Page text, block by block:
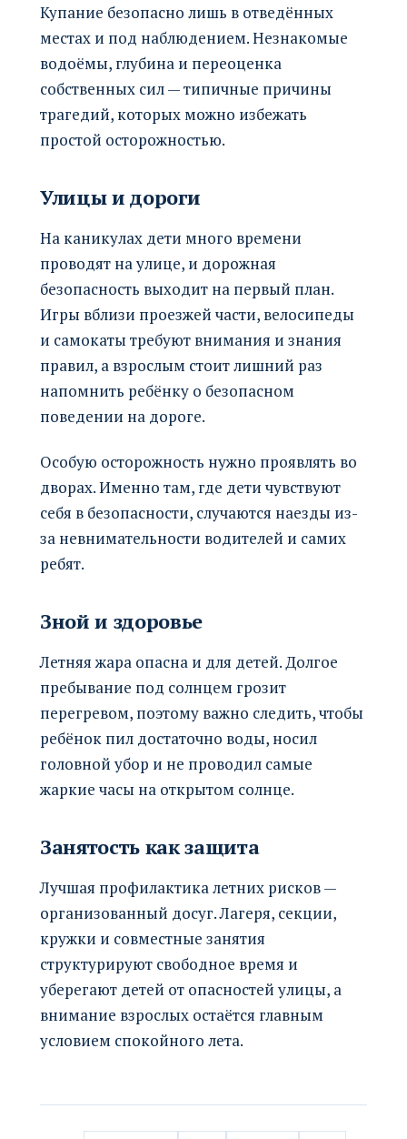
Купание безопасно лишь в отведённых
местах и под наблюдением. Незнакомые
водоёмы, глубина и переоценка
собственных сил — типичные причины
трагедий, которых можно избежать
простой осторожностью.
Улицы и дороги
На каникулах дети много времени
проводят на улице, и дорожная
безопасность выходит на первый план.
Игры вблизи проезжей части, велосипеды
и самокаты требуют внимания и знания
правил, а взрослым стоит лишний раз
напомнить ребёнку о безопасном
поведении на дороге.
Особую осторожность нужно проявлять во
дворах. Именно там, где дети чувствуют
себя в безопасности, случаются наезды из-
за невнимательности водителей и самих
ребят.
Зной и здоровье
Летняя жара опасна и для детей. Долгое
пребывание под солнцем грозит
перегревом, поэтому важно следить, чтобы
ребёнок пил достаточно воды, носил
головной убор и не проводил самые
жаркие часы на открытом солнце.
Занятость как защита
Лучшая профилактика летних рисков —
организованный досуг. Лагеря, секции,
кружки и совместные занятия
структурируют свободное время и
уберегают детей от опасностей улицы, а
внимание взрослых остаётся главным
условием спокойного лета.